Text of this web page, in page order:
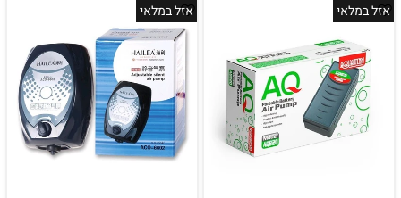
אזל במלאי אזל במלאי